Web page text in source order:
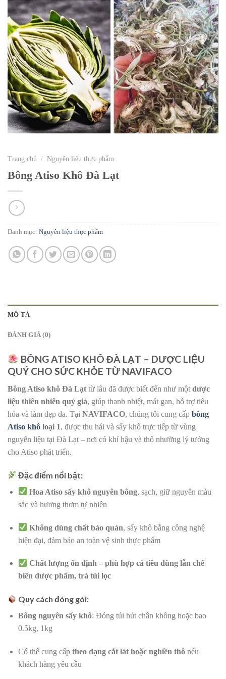
Trang chủ / Nguyên liệu thực phẩm
Bông Atiso Khô Đà Lạt
Danh mục: Nguyên liệu thực phẩm
MÔ TẢ
ĐÁNH GIÁ (0)
BÔNG ATISO KHÔ ĐÀ LẠT – DƯỢC LIỆU
QUÝ CHO SỨC KHỎE TỪ NAVIFACO
Bông Atiso khô Đà Lạt từ lâu đã được biết đến như một dược
liệu thiên nhiên quý giá, giúp thanh nhiệt, mát gan, hỗ trợ tiêu
hóa và làm đẹp da. Tại NAVIFACO, chúng tôi cung cấp bông
Atiso khô loại 1, được thu hái và sấy khô trực tiếp từ vùng
nguyên liệu tại Đà Lạt – nơi có khí hậu và thổ nhưỡng lý tưởng
cho Atiso phát triển.
Đặc điểm nổi bật:
Hoa Atiso sấy khô nguyên bông, sạch, giữ nguyên màu
sắc và hương thơm tự nhiên
Không dùng chất bảo quản, sấy khô bằng công nghệ
hiện đại, đảm bảo an toàn vệ sinh thực phẩm
Chất lượng ổn định – phù hợp cả tiêu dùng lẫn chế
biến dược phẩm, trà túi lọc
Quy cách đóng gói:
Bông nguyên sấy khô: Đóng túi hút chân không hoặc bao
0.5kg, 1kg
Có thể cung cấp theo dạng cắt lát hoặc nghiền thônếu
khách hàng yêu cầu